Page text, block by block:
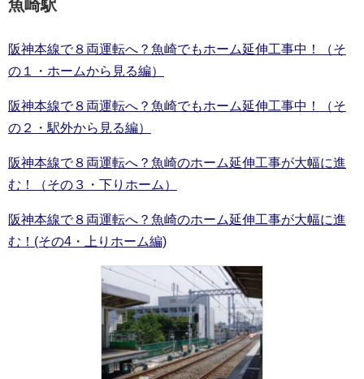
魚崎駅
阪神本線で８両運転へ？魚崎でもホーム延伸工事中！（そ
の１・ホームから見る編）
阪神本線で８両運転へ？魚崎でもホーム延伸工事中！（そ
の２・駅外から見る編）
阪神本線で８両運転へ？魚崎のホーム延伸工事が大幅に進
む！（その３・下りホーム）
阪神本線で８両運転へ？魚崎のホーム延伸工事が大幅に進
む！(その4・上りホーム編)